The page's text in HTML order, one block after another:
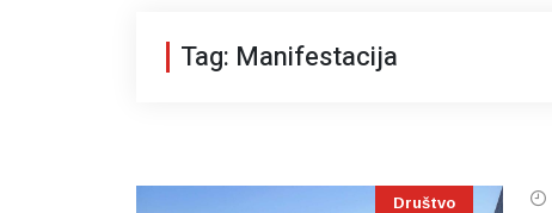
Tag: Manifestacija
Društvo